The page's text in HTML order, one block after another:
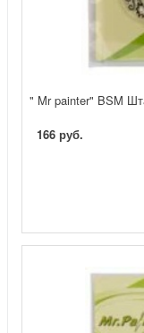
" Mr painter" BSM
166 руб.